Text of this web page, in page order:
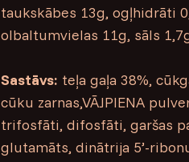
taukskābes 13g, ogļhidrāti
olbaltumvielas 11g, sāls
Sastāvs: teļa gaļa 38%,
cūku zarnas,VĀJPIENA
trifosfāti, difosfāti, garšas
glutamāts, dinātrija 5’-